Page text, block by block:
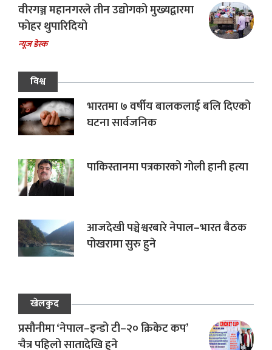
वीरगञ्ज महानगरले तीन उद्योगको मुख्यद्वारमा
फोहर थुपारिदियो
न्यूज डेस्क
विश्व
भारतमा ७ वर्षीय बालकलाई बलि दिएको
घटना सार्वजनिक
पाकिस्तानमा पत्रकारको गोली हानी हत्या
आजदेखी पञ्चेश्वरबारे नेपाल–भारत बैठक
पोखरामा सुरु हुने
खेलकुद
प्रसौनीमा ‘नेपाल–इन्डो टी–२० क्रिकेट कप’
चैत्र पहिलो सातादेखि हुने